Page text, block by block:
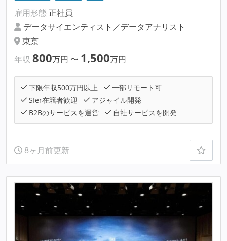
雇用形態 正社員
データサイエンティスト／データアナリスト
東京
年収 800万円 〜 1,500万円
下限年収500万円以上
一部リモート可
SIer在籍者歓迎
アジャイル開発
B2Bのサービスを運営
自社サービスを開発
8ヶ月前更新